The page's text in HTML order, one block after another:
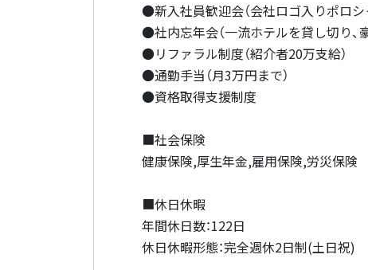
●新入社員歓迎会（会社ロゴ入りポロシ
●社内忘年会（一流ホテルを貸し切り、豪
●リファラル制度（紹介者20万支給）
●通勤手当（月3万円まで）
●資格取得支援制度
■社会保険
健康保険,厚生年金,雇用保険,労災保険
■休日休暇
年間休日数：122日
休日休暇形態：完全週休2日制(土日祝)